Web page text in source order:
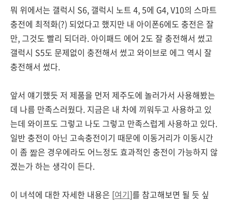
뭐 위에서는 갤럭시 S6, 갤럭시 노트 4, 5에 G4, V10의 스마트
충전에 최적화(?) 되었다고 했지만 내 아이폰6에도 충전은 잘
만, 그것도 빨리 되더라. 아이패드 에어 2도 잘 충전해서 썼고
갤럭시 S5도 문제없이 충전해서 썼고 와이브로 에그 역시 잘
충전해서 썼다.
앞서 얘기했듯 저 제품을 먼저 제주도에 놀러가서 사용해봤는
데 나름 만족스러웠다. 지금은 내 차에 끼워두고 사용하고 있
는데 와이프도 그렇고 나도 그렇고 만족스럽게 사용하고 있다.
일반 충전이 아닌 고속충전이기 때문에 이동거리가 이동시간
이 좀 짦은 경우에라도 어느정도 효과적인 충전이 가능하지 않
겠는가 하는 생각이 든다.
이 녀석에 대한 자세한 내용은 [여기]를 참고해보면 될 듯 싶